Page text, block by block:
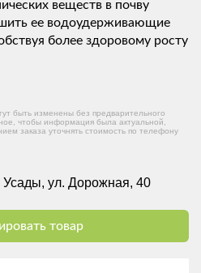
веществ в почву
ее водоудерживающие
более здоровому росту
быть изменены без предварительного
чтобы информация была актуальной,
заказа уточнять стоимость по телефону
ул. Дорожная, 40
товар